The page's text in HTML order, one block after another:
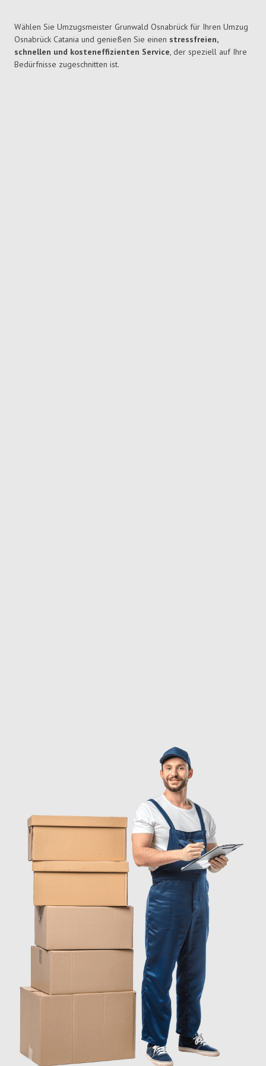
Wählen Sie Umzugsmeister Grunwald Osnabrück für Ihren Umzug
Osnabrück Catania und genießen Sie einen stressfreien,
schnellen und kosteneffizienten Service, der speziell auf Ihre
Bedürfnisse zugeschnitten ist.